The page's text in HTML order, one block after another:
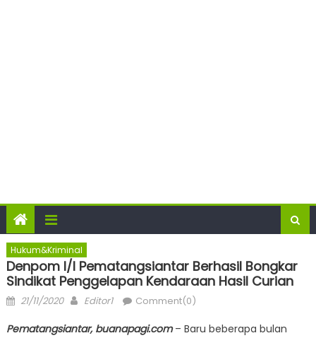
Hukum&Kriminal
Denpom l/l Pematangsiantar Berhasil Bongkar
Sindikat Penggelapan Kendaraan Hasil Curian
Posted
21/11/2020 Author
Editor1 Comment(0)
Pematangsiantar, buanapagi.com– Baru beberapa bulan